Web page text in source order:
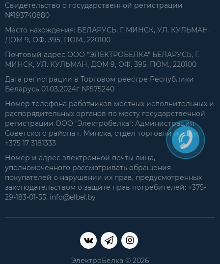
Свидетельство о государственной регистрации
№193740880
Место нахождения: БЕЛАРУСЬ, Г. МИНСК, УЛ. КУЛЬМАН,
ДОМ 9, ОФ. 395, ПОМ., 220100
Почтовый адрес ООО "ЭЛЕКТРОБЕЛКА" БЕЛАРУСЬ, Г.
МИНСК, УЛ. КУЛЬМАН, ДОМ 9, ОФ. 395, ПОМ., 220100
Дата регистрации в Торговом реестре Республики
Беларусь 01.03.2024г №575240
Номер телефона работников местных исполнительных и
распорядительных органов по месту государственной
регистрации ООО "Электробелка": Администрация
Советского района г. Минска, отдел торговли и услуг:
+375 17 3181333
Номер и адрес электронной почты лица,
уполномоченного рассматривать обращения
покупателей о нарушении их прав, предусмотренных
законодательством о защите прав потребителей: +375-
29-183-01-55, info@elbel.by
ЭлектроБелка © 2026